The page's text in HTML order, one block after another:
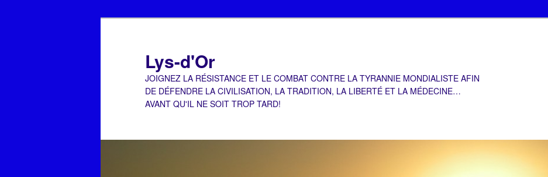
Lys-d'Or
JOIGNEZ LA RÉSISTANCE ET LE COMBAT CONTRE LA TYRANNIE MONDIALISTE AFIN
DE DÉFENDRE LA CIVILISATION, LA TRADITION, LA LIBERTÉ ET LA MÉDECINE…
AVANT QU'IL NE SOIT TROP TARD!